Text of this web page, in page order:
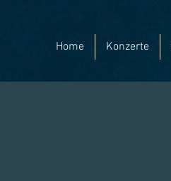
Home Konzerte